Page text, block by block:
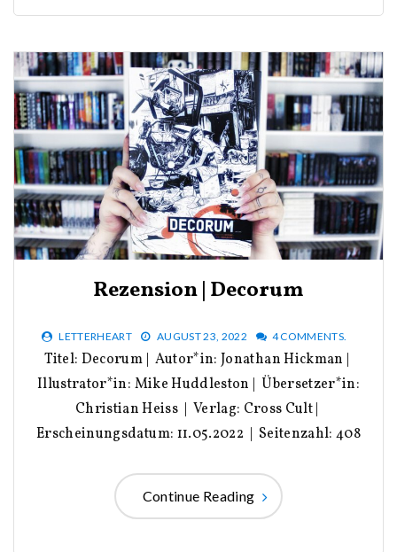
Rezension | Decorum
LETTERHEART AUGUST 23, 2022 4 COMMENTS.
Titel: Decorum | Autor*in: Jonathan Hickman |
Illustrator*in: Mike Huddleston | Übersetzer*in:
Christian Heiss | Verlag: Cross Cult |
Erscheinungsdatum: 11.05.2022 | Seitenzahl: 408
Continue Reading